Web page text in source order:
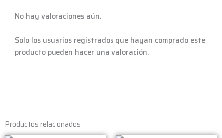
No hay valoraciones aún.
Solo los usuarios registrados que hayan comprado este
producto pueden hacer una valoración.
Productos relacionados